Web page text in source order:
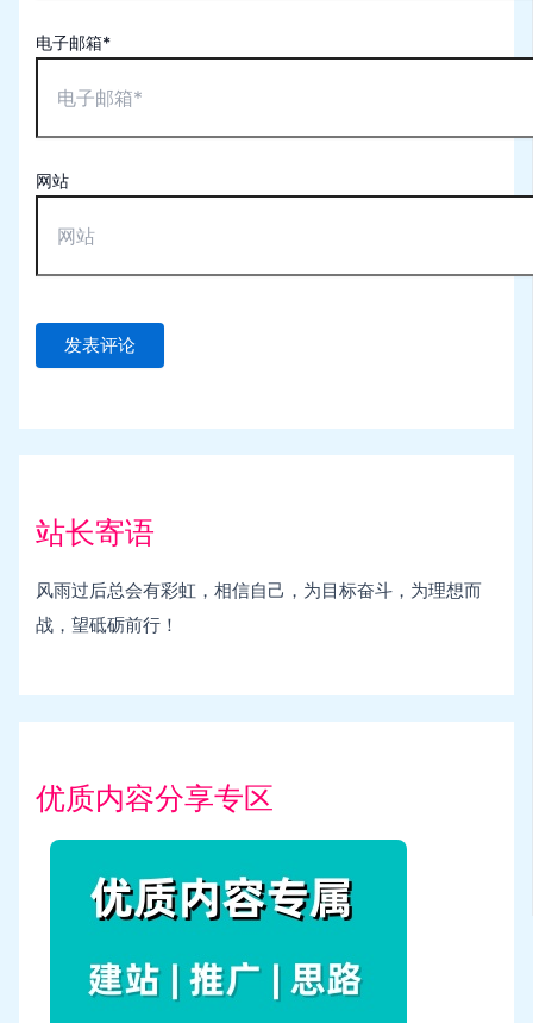
电子邮箱*
网站
站长寄语
风雨过后总会有彩虹，相信自己，为目标奋斗，为理想而
战，望砥砺前行！
优质内容分享专区